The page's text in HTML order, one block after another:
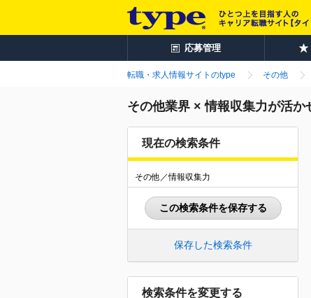
応募管理
転職・求人情報サイトのtype その他
その他業界 × 情報収集力が活か
現在の検索条件
その他／情報収集力
この検索条件を保存する
保存した検索条件
検索条件を変更する